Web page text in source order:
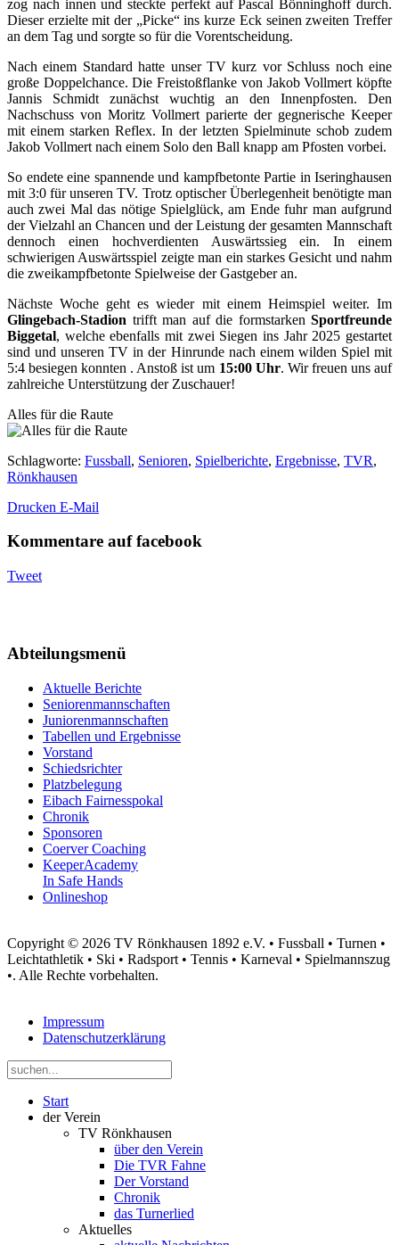
zog nach innen und steckte perfekt auf Pascal Bönninghoff durch.
Dieser erzielte mit der „Picke“ ins kurze Eck seinen zweiten Treffer
an dem Tag und sorgte so für die Vorentscheidung.
Nach einem Standard hatte unser TV kurz vor Schluss noch eine
große Doppelchance. Die Freistoßflanke von Jakob Vollmert köpfte
Jannis Schmidt zunächst wuchtig an den Innenpfosten. Den
Nachschuss von Moritz Vollmert parierte der gegnerische Keeper
mit einem starken Reflex. In der letzten Spielminute schob zudem
Jakob Vollmert nach einem Solo den Ball knapp am Pfosten vorbei.
So endete eine spannende und kampfbetonte Partie in Iseringhausen
mit 3:0 für unseren TV. Trotz optischer Überlegenheit benötigte man
auch zwei Mal das nötige Spielglück, am Ende fuhr man aufgrund
der Vielzahl an Chancen und der Leistung der gesamten Mannschaft
dennoch einen hochverdienten Auswärtssieg ein. In einem
schwierigen Auswärtsspiel zeigte man ein starkes Gesicht und nahm
die zweikampfbetonte Spielweise der Gastgeber an.
Nächste Woche geht es wieder mit einem Heimspiel weiter. Im
Glingebach-Stadion trifft man auf die formstarken Sportfreunde
Biggetal, welche ebenfalls mit zwei Siegen ins Jahr 2025 gestartet
sind und unseren TV in der Hinrunde nach einem wilden Spiel mit
5:4 besiegen konnten . Anstoß ist um 15:00 Uhr. Wir freuen uns auf
zahlreiche Unterstützung der Zuschauer!
Alles für die Raute
Schlagworte: Fussball, Senioren, Spielberichte, Ergebnisse, TVR,
Rönkhausen
Drucken E-Mail
Kommentare auf facebook
Tweet
Abteilungsmenü
Aktuelle Berichte
Seniorenmannschaften
Juniorenmannschaften
Tabellen und Ergebnisse
Vorstand
Schiedsrichter
Platzbelegung
Eibach Fairnesspokal
Chronik
Sponsoren
Coerver Coaching
KeeperAcademy
In Safe Hands
Onlineshop
Copyright © 2026 TV Rönkhausen 1892 e.V. • Fussball • Turnen •
Leichtathletik • Ski • Radsport • Tennis • Karneval • Spielmannszug
•. Alle Rechte vorbehalten.
Impressum
Datenschutzerklärung
Start
der Verein
TV Rönkhausen
über den Verein
Die TVR Fahne
Der Vorstand
Chronik
das Turnerlied
Aktuelles